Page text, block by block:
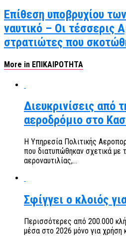
Επίθεση υποβρυχίου
ναυτικό – Οι τέσσερις
στρατιώτες που
More in ΕΠΙΚΑΙΡΟΤΗΤΑ
Διευκρινίσεις από
αεροδρόμιο στο
Η Υπηρεσία Πολιτικής
που διατυπώθηκαν σχετικά με
αεροναυτιλίας,...
Σφίγγει ο κλοιός
Περισσότερες από 200.000
μέσα στο 2026 μόνο για χρήση